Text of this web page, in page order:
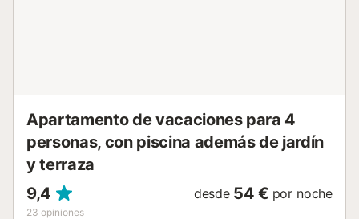
Apartamento de vacaciones para 4
personas, con piscina además de jardín
y terraza
9,4
23 opiniones
desde 54 € por noche